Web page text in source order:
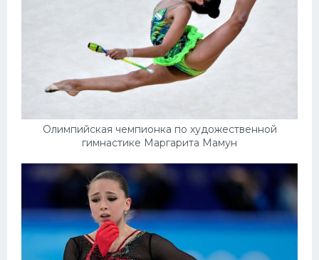
Олимпийская чемпионка по художественной
гимнастике Маргарита Мамун